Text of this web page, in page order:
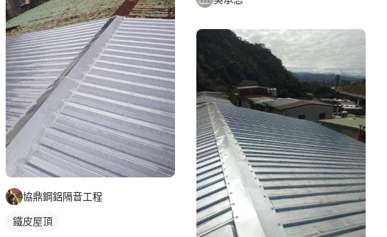
協鼎鋼鋁隔音工程
鐵皮屋頂